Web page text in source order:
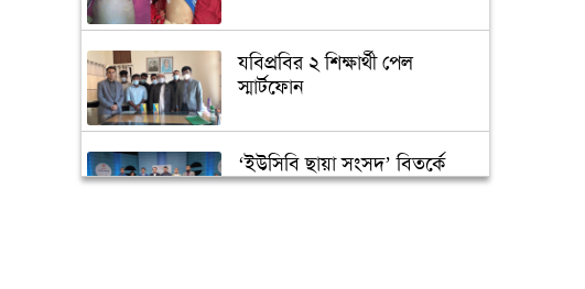
যবিপ্রবির ২ শিক্ষার্থী পেল
স্মার্টফোন
‘ইউসিবি ছায়া সংসদ’ বিতর্কে
চ্যাম্পিয়ন ডিআইইউ